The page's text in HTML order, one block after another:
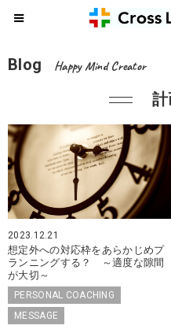
Blog Happy Mind Creator
計
2023.12.21
想定外への対応枠をあらかじめプ
ランニングする？ ～適度な隙間
が大切～
PERSONAL COACHING
MESSAGE